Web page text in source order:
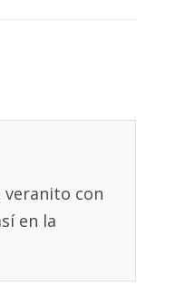
veranito con
en la